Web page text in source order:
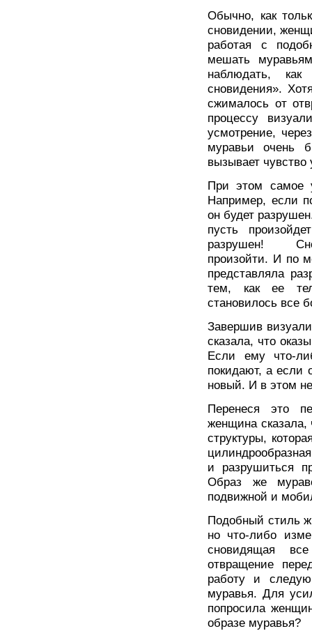
Обычно, как
сновидении,
работая с
мешать
наблюдать, как
сновидения».
сжималось от
процессу
усмотрение,
муравьи очень
вызывает чувство
При этом самое
Например, если
он будет
пусть
разрушен!
произойти. И по
представляла
тем, как ее
становилось все
Завершив
сказала, что
Если ему что-
покидают, а если
новый. И в этом
Перенеся это
женщина сказала,
структуры,
и разрушиться
Образ же
подвижной и
Подобный стиль
но что-либо
сновидящая
отвращение
работу и
муравья. Для
попросила
образе муравья?